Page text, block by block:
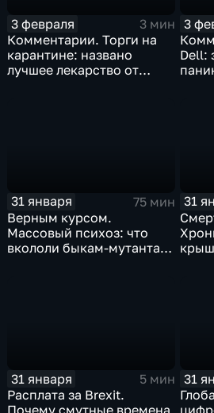
3 февраля
3 мин
Комментарии. Торги на
карантине: названо
лучшее лекарство от
3
Dell:
31 января
75 мин
Верным курсом.
Массовый психоз: что
вкололи быкам-мутантам,
31
31 января
5 мин
Расплата за Brexit.
Почему смутные времена
31